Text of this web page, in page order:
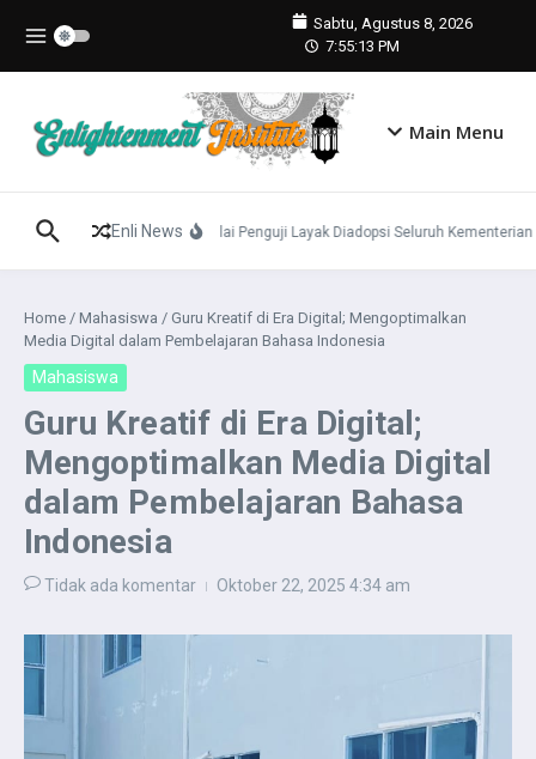
Sabtu, Agustus 8, 2026
7:55:14 PM
Main Menu
Enli News
Konsep Panca Cinta Dinilai Penguji Layak Diadopsi Seluruh Kementerian
Home / Mahasiswa / Guru Kreatif di Era Digital; Mengoptimalkan
Media Digital dalam Pembelajaran Bahasa Indonesia
Mahasiswa
Guru Kreatif di Era Digital;
Mengoptimalkan Media Digital
dalam Pembelajaran Bahasa
Indonesia
Tidak ada komentar Oktober 22, 2025 4:34 am